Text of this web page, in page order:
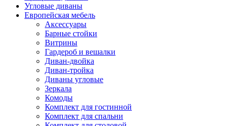
Угловые диваны
Европейская мебель
Аксессуары
Барные стойки
Витрины
Гардероб и вешалки
Диван-двойка
Диван-тройка
Диваны угловые
Зеркала
Комоды
Комплект для гостинной
Комплект для спальни